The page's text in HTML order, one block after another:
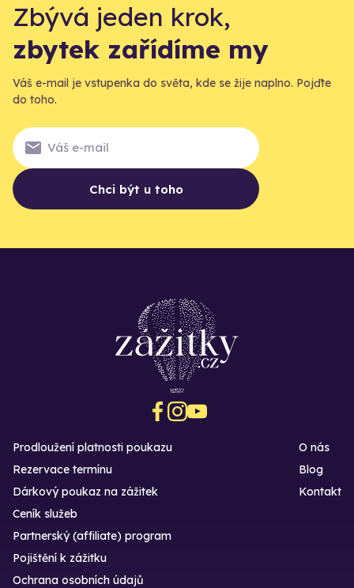
Zbývá jeden krok,
zbytek zařídíme my
Váš e-mail je vstupenka do světa, kde se žije naplno. Pojďte
do toho.
Chci být u toho
Prodloužení platnosti poukazu
Rezervace termínu
Dárkový poukaz na zážitek
O nás
Blog
Kontakt
Ceník služeb
Partnerský (affiliate) program
Pojištění k zážitku
Ochrana osobních údajů